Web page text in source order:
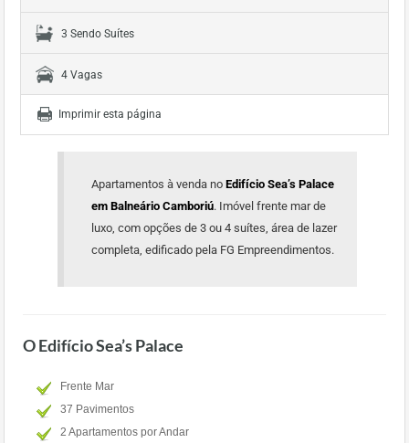
3 Sendo Suítes
4 Vagas
Imprimir esta página
Apartamentos à venda no Edifício Sea’s Palace
em Balneário Camboriú. Imóvel frente mar de
luxo, com opções de 3 ou 4 suítes, área de lazer
completa, edificado pela FG Empreendimentos.
O Edifício Sea’s Palace
Frente Mar
37 Pavimentos
2 Apartamentos por Andar